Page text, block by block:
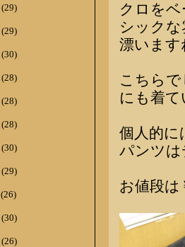
(29)
(29)
(30)
(28)
(28)
(28)
(30)
(29)
(26)
(30)
(26)
クロを
シック
漂います
こちら
にも着
個人的に
パンツ
お値段は